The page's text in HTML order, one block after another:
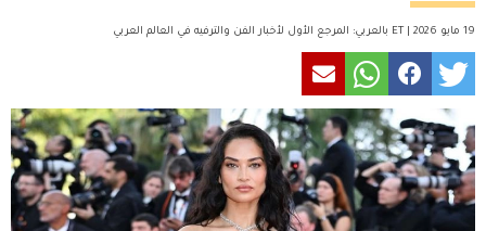
19 مايو 2026 | ET بالعربي: المرجع الأول لأخبار الفن والترفيه في العالم العربي